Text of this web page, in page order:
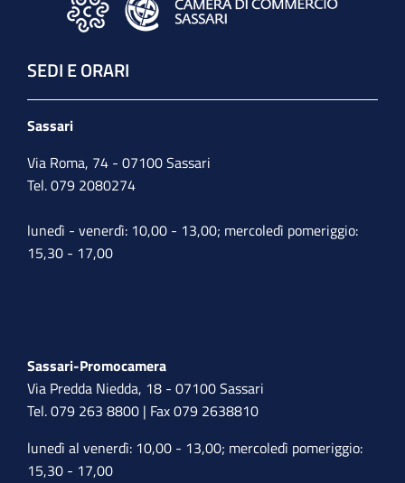
SEDI E ORARI
Sassari
Via Roma, 74 - 07100 Sassari
Tel. 079 2080274
lunedì - venerdì: 10,00 - 13,00; mercoledì pomeriggio:
15,30 - 17,00
Sassari-Promocamera
Via Predda Niedda, 18 - 07100 Sassari
Tel. 079 263 8800 | Fax 079 2638810
lunedì al venerdì: 10,00 - 13,00; mercoledì pomeriggio:
15,30 - 17,00